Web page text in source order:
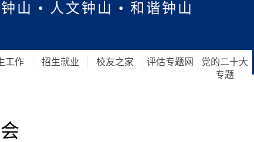
山 • 人文钟山 • 和谐钟山
工作 招生就业 校友之家 评估专题网
党的二十大
专题